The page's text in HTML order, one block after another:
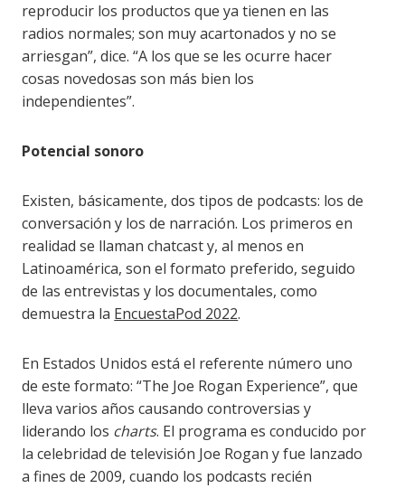
reproducir los productos que ya tienen en las
radios normales; son muy acartonados y no se
arriesgan”, dice. “A los que se les ocurre hacer
cosas novedosas son más bien los
independientes”.
Potencial sonoro
Existen, básicamente, dos tipos de podcasts: los de
conversación y los de narración. Los primeros en
realidad se llaman chatcast y, al menos en
Latinoamérica, son el formato preferido, seguido
de las entrevistas y los documentales, como
demuestra la EncuestaPod 2022.
En Estados Unidos está el referente número uno
de este formato: “The Joe Rogan Experience”, que
lleva varios años causando controversias y
liderando los charts. El programa es conducido por
la celebridad de televisión Joe Rogan y fue lanzado
a fines de 2009, cuando los podcasts recién